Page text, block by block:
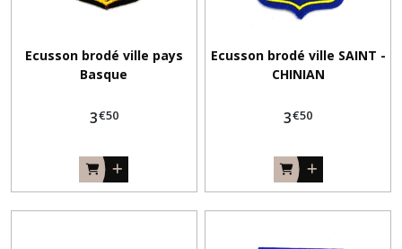
Ecusson brodé ville pays
Basque
3€50
Ecusson brodé ville SAINT -
CHINIAN
3€50